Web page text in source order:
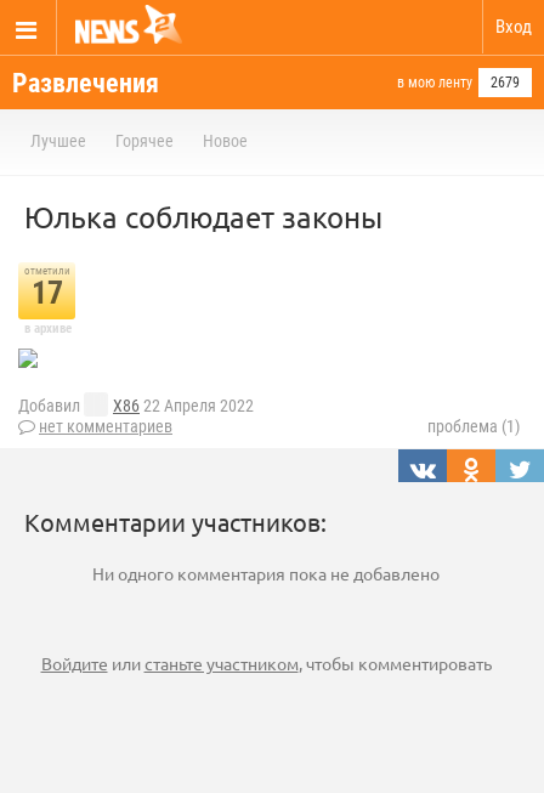
Вход
Развлечения в мою ленту 2679
Лучшее Горячее Новое
Юлька соблюдает законы
отметили
17
в архиве
Добавил X8622 Апреля 2022
нет комментариев
проблема (1)
Комментарии участников:
Ни одного комментария пока не добавлено
Войдите илистаньте участником, чтобы комментировать